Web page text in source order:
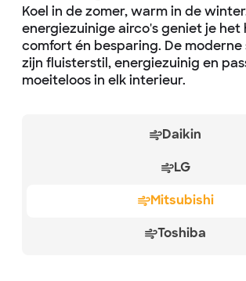
Koel in de zomer, warm in de
energiezuinige airco's geniet je het
comfort én besparing. De moderne
zijn fluisterstil, energiezuinig en
moeiteloos in elk interieur.
Daikin
LG
Mitsubishi
Toshiba